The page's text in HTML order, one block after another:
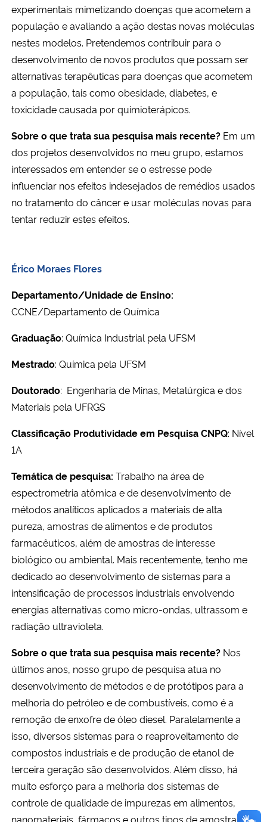
experimentais mimetizando doenças que acometem a
população e avaliando a ação destas novas moléculas
nestes modelos. Pretendemos contribuir para o
desenvolvimento de novos produtos que possam ser
alternativas terapêuticas para doenças que acometem
a população, tais como obesidade, diabetes, e
toxicidade causada por quimioterápicos.
Sobre o que trata sua pesquisa mais recente? Em um
dos projetos desenvolvidos no meu grupo, estamos
interessados em entender se o estresse pode
influenciar nos efeitos indesejados de remédios usados
no tratamento do câncer e usar moléculas novas para
tentar reduzir estes efeitos.
Érico Moraes Flores
Departamento/Unidade de Ensino:
CCNE/Departamento de Química
Graduação: Química Industrial pela UFSM
Mestrado: Química pela UFSM
Doutorado: Engenharia de Minas, Metalúrgica e dos
Materiais pela UFRGS
Classificação Produtividade em Pesquisa CNPQ: Nível
1A
Temática de pesquisa: Trabalho na área de
espectrometria atômica e de desenvolvimento de
métodos analíticos aplicados a materiais de alta
pureza, amostras de alimentos e de produtos
farmacêuticos, além de amostras de interesse
biológico ou ambiental. Mais recentemente, tenho me
dedicado ao desenvolvimento de sistemas para a
intensificação de processos industriais envolvendo
energias alternativas como micro-ondas, ultrassom e
radiação ultravioleta.
Sobre o que trata sua pesquisa mais recente? Nos
últimos anos, nosso grupo de pesquisa atua no
desenvolvimento de métodos e de protótipos para a
melhoria do petróleo e de combustíveis, como é a
remoção de enxofre de óleo diesel. Paralelamente a
isso, diversos sistemas para o reaproveitamento de
compostos industriais e de produção de etanol de
terceira geração são desenvolvidos. Além disso, há
muito esforço para a melhoria dos sistemas de
controle de qualidade de impurezas em alimentos,
nanomateriais, fármacos e outros tipos de amostras.